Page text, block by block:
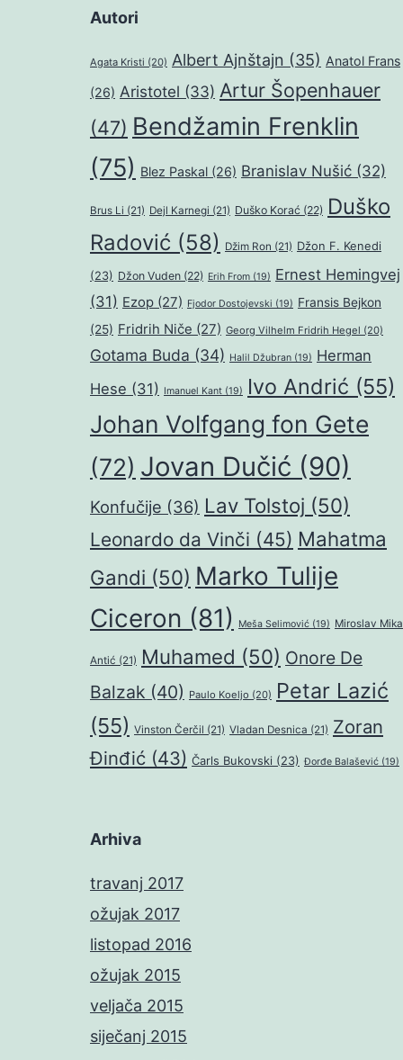
Autori
Agata Kristi (20) Albert Ajnštajn (35) Anatol Frans
(26) Aristotel (33) Artur Šopenhauer
(47) Bendžamin Frenklin
(75) Blez Paskal (26) Branislav Nušić (32)
Brus Li (21) Dejl Karnegi (21) Duško Korać (22) Duško
Radović (58) Džim Ron (21) Džon F. Kenedi
(23) Džon Vuden (22) Erih From (19) Ernest Hemingvej
(31) Ezop (27) Fjodor Dostojevski (19) Fransis Bejkon
(25) Fridrih Niče (27) Georg Vilhelm Fridrih Hegel (20)
Gotama Buda (34) Halil Džubran (19) Herman
Hese (31) Imanuel Kant (19) Ivo Andrić (55)
Johan Volfgang fon Gete
(72) Jovan Dučić (90)
Konfučije (36) Lav Tolstoj (50)
Leonardo da Vinči (45) Mahatma
Gandi (50) Marko Tulije
Ciceron (81) Meša Selimović (19) Miroslav Mika
Antić (21) Muhamed (50) Onore De
Balzak (40) Paulo Koeljo (20) Petar Lazić
(55) Vinston Čerčil (21) Vladan Desnica (21) Zoran
Đinđić (43) Čarls Bukovski (23) Đorđe Balašević (19)
Arhiva
travanj 2017
ožujak 2017
listopad 2016
ožujak 2015
veljača 2015
siječanj 2015